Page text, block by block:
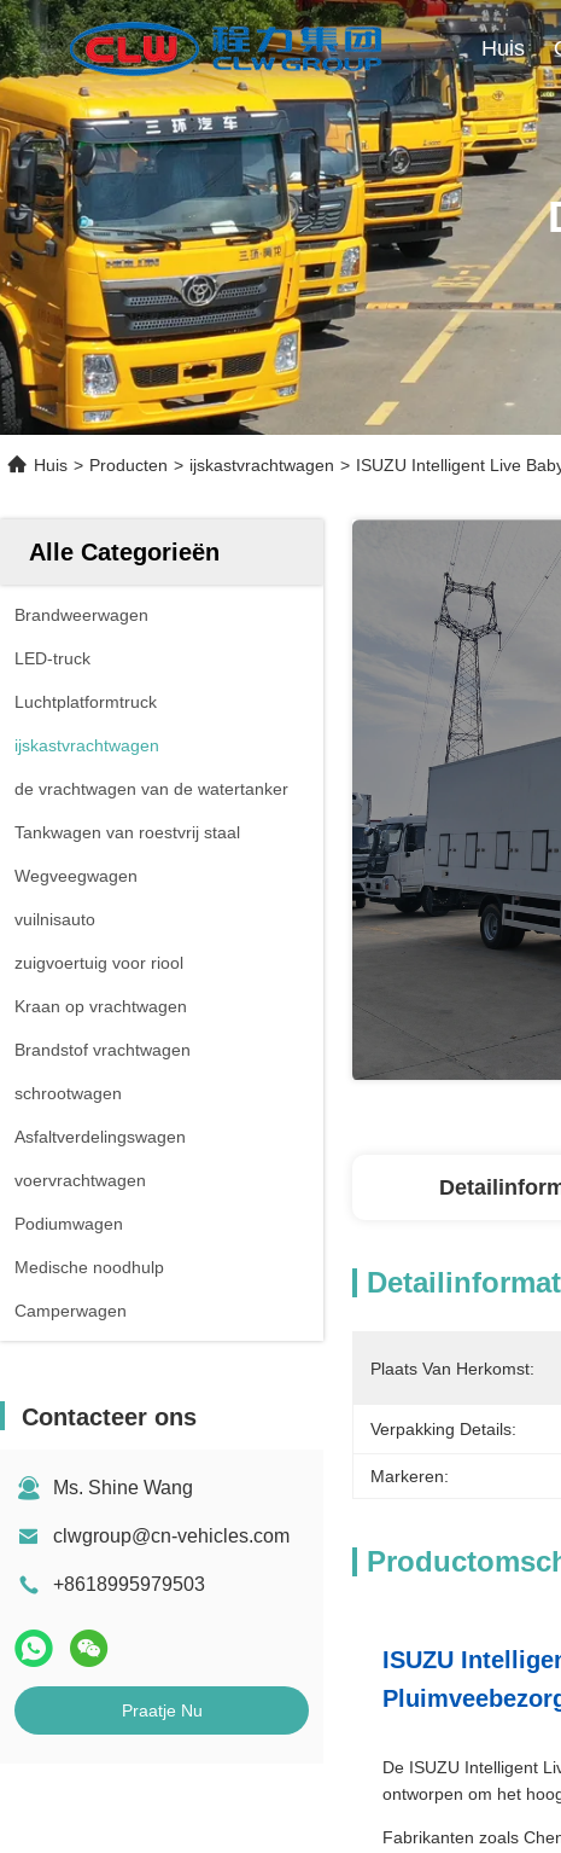
Huis
Huis > Producten > ijskastvrachtwagen > ISUZU Intelligent Live
Alle Categorieën
Brandweerwagen
LED-truck
Luchtplatformtruck
ijskastvrachtwagen
de vrachtwagen van de watertanker
Tankwagen van roestvrij staal
Wegveegwagen
vuilnisauto
zuigvoertuig voor riool
Kraan op vrachtwagen
Brandstof vrachtwagen
schrootwagen
Asfaltverdelingswagen
voervrachtwagen
Podiumwagen
Medische noodhulp
Camperwagen
Contacteer ons
Ms. Shine Wang
clwgroup@cn-vehicles.com
+8618995979503
Praatje Nu
Plaats Van Herkomst:
Verpakking Details:
Markeren:
ISUZU
De ISUZU Intelligent
ontworpen om het
Fabrikanten zoals